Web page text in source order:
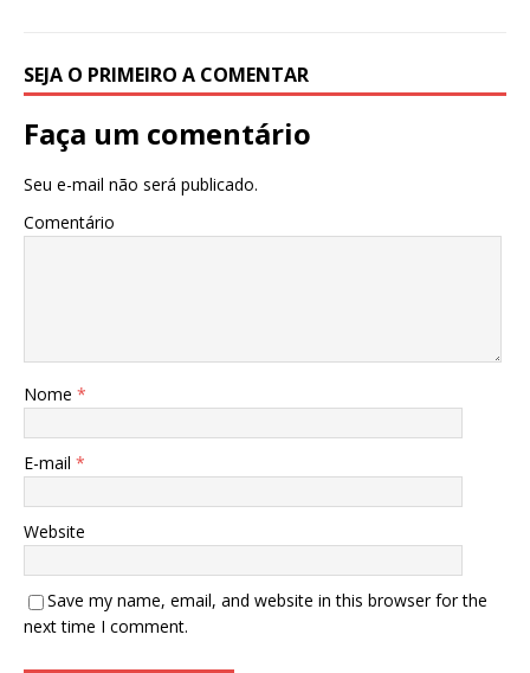
SEJA O PRIMEIRO A COMENTAR
Faça um comentário
Seu e-mail não será publicado.
Comentário
Nome *
E-mail *
Website
Save my name, email, and website in this browser for the
next time I comment.